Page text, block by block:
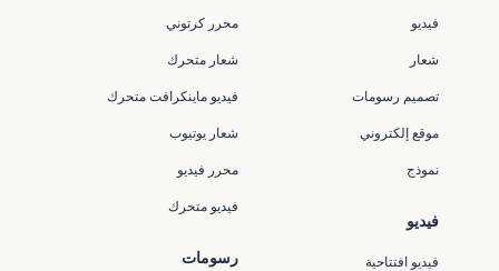
رسومات
فيديو
شعار
تصميم رسومات
موقع إلكتروني
نموذج
محرر كرتوني
شعار متحرك
فيديو ماينكرافت متحرك
شعار يوتيوب
محرر فيديو
فيديو متحرك
فيديو
فيديو افتتاحية